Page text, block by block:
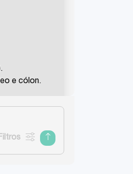
e cólon.
envolver